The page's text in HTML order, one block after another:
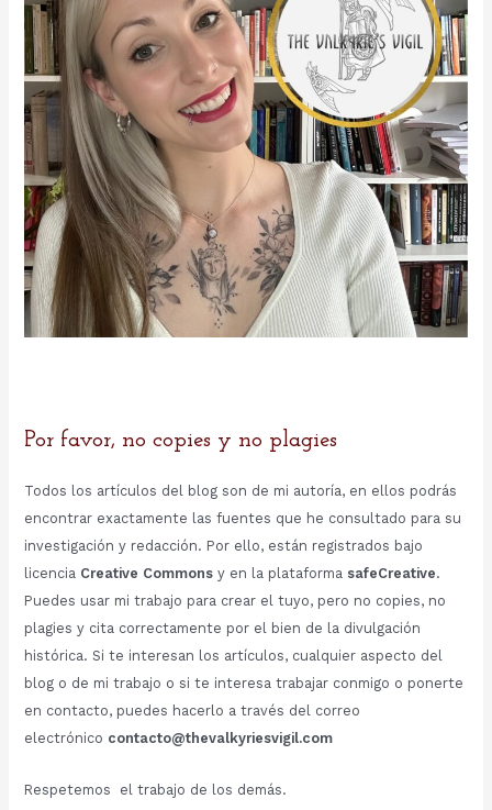
:
Por favor, no copies y no plagies
Todos los artículos del blog son de mi autoría, en ellos podrás
encontrar exactamente las fuentes que he consultado para su
investigación y redacción. Por ello, están registrados bajo
licencia Creative Commonsy en la plataforma safeCreative.
Puedes usar mi trabajo para crear el tuyo, pero no copies, no
plagies y cita correctamente por el bien de la divulgación
histórica. Si te interesan los artículos, cualquier aspecto del
blog o de mi trabajo o si te interesa trabajar conmigo o ponerte
en contacto, puedes hacerlo a través del correo
electrónico contacto@thevalkyriesvigil.com
Respetemos el trabajo de los demás.